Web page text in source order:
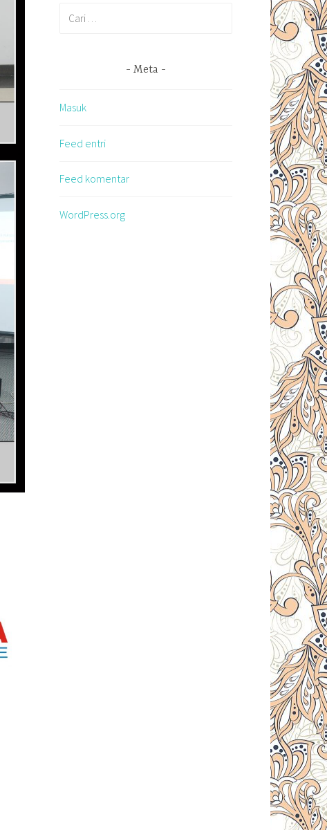
Meta
Masuk
Feed entri
Feed komentar
WordPress.org